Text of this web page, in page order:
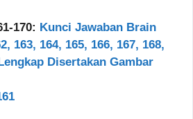
170: Kunci Jawaban Brain
163, 164, 165, 166, 167, 168,
Disertakan Gambar